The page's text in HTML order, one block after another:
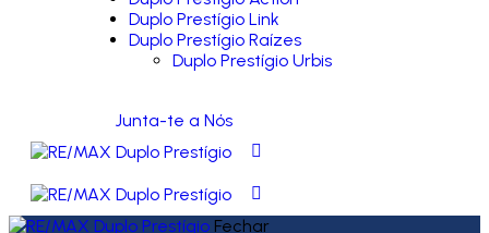
Duplo Prestígio Link
Duplo Prestígio Raízes
Duplo Prestígio Urbis
Junta-te a Nós
Fechar